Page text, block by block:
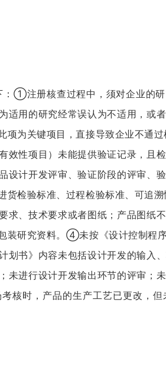
①注册核查过程中，须对企业的
适用的研究经常误认为不适用，或
项为关键项目，直接导致企业不通
效性项目）未能提供验证记录，且
设计开发评审、验证阶段的评审、
检验标准、过程检验标准、可追溯
求、技术要求或者图纸； 产品图纸不
装研究资料。 ④未按《设计控制程
划书》内容未包括设计开发的输入
未进行设计开发输出环节的评审；
考核时，产品的生产工艺已更改，